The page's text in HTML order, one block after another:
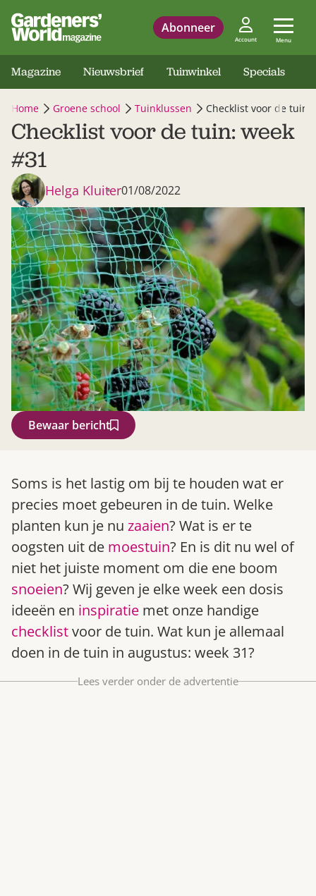
Abonneer
Account Menu
Gardeners’ World 08/2026
Bestel nu
Magazine Nieuwsbrief Tuinwinkel Specials
Home Groene school Tuinklussen Checklist voor de tuin:
Checklist voor de tuin: week
#31
Helga Kluiter01/08/2022
Bewaar bericht
Soms is het lastig om bij te houden wat er
precies moet gebeuren in de tuin. Welke
planten kun je nu zaaien? Wat is er te
oogsten uit de moestuin? En is dit nu wel of
niet het juiste moment om die ene boom
snoeien? Wij geven je elke week een dosis
ideeën en inspiratie met onze handige
checklistvoor de tuin. Wat kun je allemaal
doen in de tuin in augustus: week 31?
Lees verder onder de advertentie